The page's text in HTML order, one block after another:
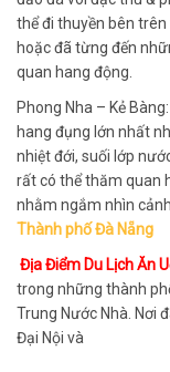
thể đi thuyền bên
hoặc đã từng đến
quan hang động.
Phong Nha – Kẻ
hang đụng lớn nhất
nhiệt đới, suối lớp
rất có thể thăm quan
nhằm ngắm nhìn
Thành phố Đà Nẵng
Địa Điểm Du Lịch Ăn
trong những thành
Trung Nước Nhà. Nơi
Đại Nội và